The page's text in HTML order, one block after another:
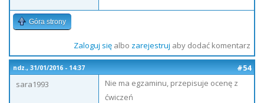
Góra strony
Zaloguj sięalbo zarejestruj aby dodać komentarz
ndz., 31/01/2016 - 14:37
#54
sara1993
Nie ma egzaminu, przepisuje ocenę z
ćwiczeń